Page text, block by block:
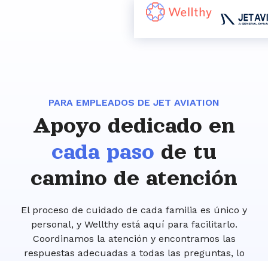
PARA EMPLEADOS DE JET AVIATION
Apoyo dedicado en
cada paso de tu
camino de atención
El proceso de cuidado de cada familia es único y
personal, y Wellthy está aquí para facilitarlo.
Coordinamos la atención y encontramos las
respuestas adecuadas a todas las preguntas, lo